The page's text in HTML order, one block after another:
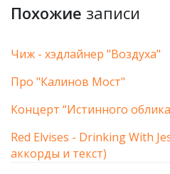
Похожие записи
Чиж - хэдлайнер "Воздуха"
Про "Калинов Мост"
Концерт “Истинного
Red Elvises - Drinking With
аккорды и текст)